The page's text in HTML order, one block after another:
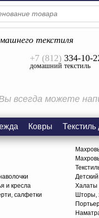
текстиля
+7 (812) 334-10-
домашний текстиль
всегда можете
Ковры Текстиль
и кресла
салфетки
Халаты
Шторы,